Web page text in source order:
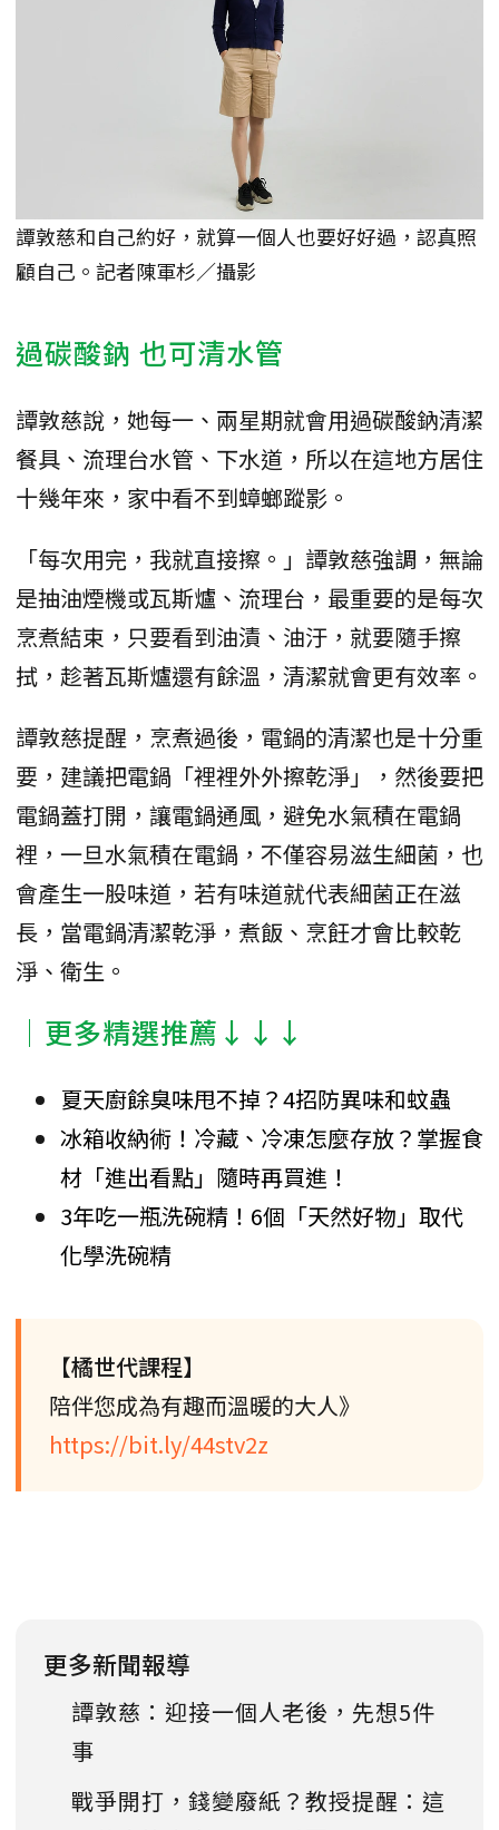
譚敦慈和自己約好，就算一個人也要好好過，認真照
顧自己。記者陳軍杉／攝影
過碳酸鈉 也可清水管
譚敦慈說，她每一、兩星期就會用過碳酸鈉清潔
餐具、流理台水管、下水道，所以在這地方居住
十幾年來，家中看不到蟑螂蹤影。
「每次用完，我就直接擦。」譚敦慈強調，無論
是抽油煙機或瓦斯爐、流理台，最重要的是每次
烹煮結束，只要看到油漬、油汙，就要隨手擦
拭，趁著瓦斯爐還有餘溫，清潔就會更有效率。
譚敦慈提醒，烹煮過後，電鍋的清潔也是十分重
要，建議把電鍋「裡裡外外擦乾淨」，然後要把
電鍋蓋打開，讓電鍋通風，避免水氣積在電鍋
裡，一旦水氣積在電鍋，不僅容易滋生細菌，也
會產生一股味道，若有味道就代表細菌正在滋
長，當電鍋清潔乾淨，煮飯、烹飪才會比較乾
淨、衛生。
│更多精選推薦↓↓↓
夏天廚餘臭味甩不掉？4招防異味和蚊蟲
冰箱收納術！冷藏、冷凍怎麼存放？掌握食
材「進出看點」隨時再買進！
3年吃一瓶洗碗精！6個「天然好物」取代
化學洗碗精
【橘世代課程】
陪伴您成為有趣而溫暖的大人》
https://bit.ly/44stv2z
更多新聞報導
譚敦慈：迎接一個人老後，先想5件
事
戰爭開打，錢變廢紙？教授提醒：這